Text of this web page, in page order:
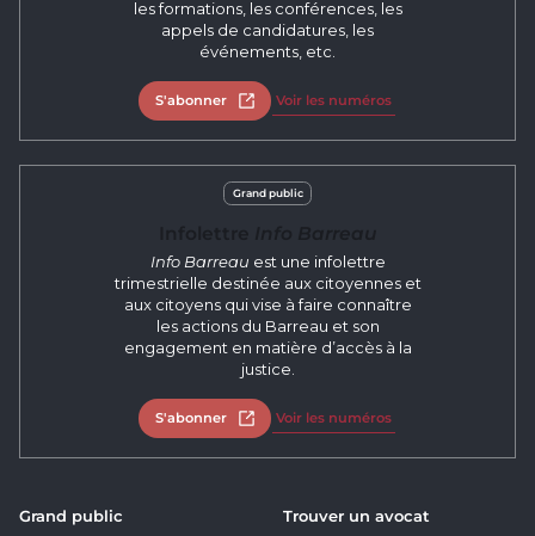
les formations, les conférences, les
appels de candidatures, les
événements, etc.
S'abonner Ouvrir dans un nouvel onglet
Voir les numéros
Grand public
Info Barreau est une infolettre
trimestrielle destinée aux citoyennes et
aux citoyens qui vise à faire connaître
les actions du Barreau et son
engagement en matière d’accès à la
justice.
S'abonner Ouvrir dans un nouvel onglet
Voir les numéros
Grand public Trouver un avocat